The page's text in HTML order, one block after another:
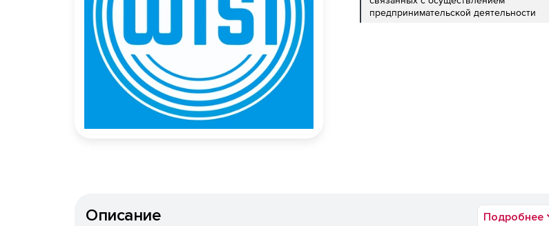
предпринимательской деятельности
Описание Подробнее